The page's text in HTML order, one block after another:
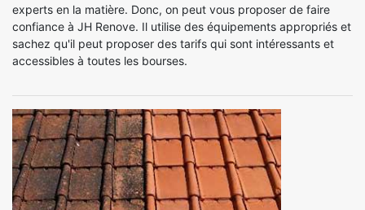
experts en la matière. Donc, on peut vous proposer de faire
confiance à JH Renove. Il utilise des équipements appropriés et
sachez qu'il peut proposer des tarifs qui sont intéressants et
accessibles à toutes les bourses.